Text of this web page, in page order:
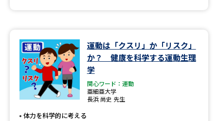
運動は「クスリ」か「リスク」
か？ 健康を科学する運動生理
学
関心ワード：運動
亜細亜大学
長浜 尚史 先生
体力を科学的に考える